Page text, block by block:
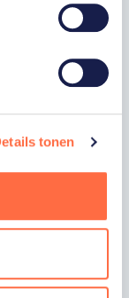
tonen
acties,
je op elk
hoogte
en
op elk